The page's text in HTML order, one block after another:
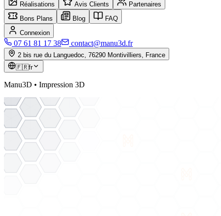
Réalisations Avis Clients
Partenaires
Bons Plans
Blog
FAQ
Connexion
07 61 81 17 38 contact@manu3d.fr
2 bis rue du Languedoc, 76290 Montivilliers, France
🇫🇷fr
Manu3D • Impression 3D